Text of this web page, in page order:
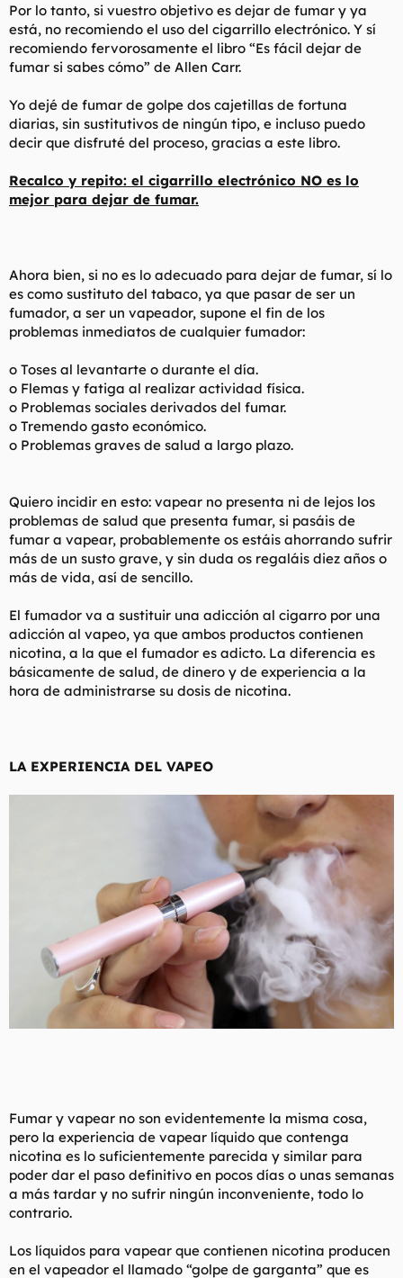
Por lo tanto, si vuestro objetivo es dejar de fumar y ya
está, no recomiendo el uso del cigarrillo electrónico. Y sí
recomiendo fervorosamente el libro “Es fácil dejar de
fumar si sabes cómo” de Allen Carr.
Yo dejé de fumar de golpe dos cajetillas de fortuna
diarias, sin sustitutivos de ningún tipo, e incluso puedo
decir que disfruté del proceso, gracias a este libro.
Recalco y repito: el cigarrillo electrónico NO es lo
mejor para dejar de fumar.
Ahora bien, si no es lo adecuado para dejar de fumar, sí lo
es como sustituto del tabaco, ya que pasar de ser un
fumador, a ser un vapeador, supone el fin de los
problemas inmediatos de cualquier fumador:
o Toses al levantarte o durante el día.
o Flemas y fatiga al realizar actividad física.
o Problemas sociales derivados del fumar.
o Tremendo gasto económico.
o Problemas graves de salud a largo plazo.
Quiero incidir en esto: vapear no presenta ni de lejos los
problemas de salud que presenta fumar, si pasáis de
fumar a vapear, probablemente os estáis ahorrando sufrir
más de un susto grave, y sin duda os regaláis diez años o
más de vida, así de sencillo.
El fumador va a sustituir una adicción al cigarro por una
adicción al vapeo, ya que ambos productos contienen
nicotina, a la que el fumador es adicto. La diferencia es
básicamente de salud, de dinero y de experiencia a la
hora de administrarse su dosis de nicotina.
LA EXPERIENCIA DEL VAPEO
Fumar y vapear no son evidentemente la misma cosa,
pero la experiencia de vapear líquido que contenga
nicotina es lo suficientemente parecida y similar para
poder dar el paso definitivo en pocos días o unas semanas
a más tardar y no sufrir ningún inconveniente, todo lo
contrario.
Los líquidos para vapear que contienen nicotina producen
en el vapeador el llamado “golpe de garganta” que es